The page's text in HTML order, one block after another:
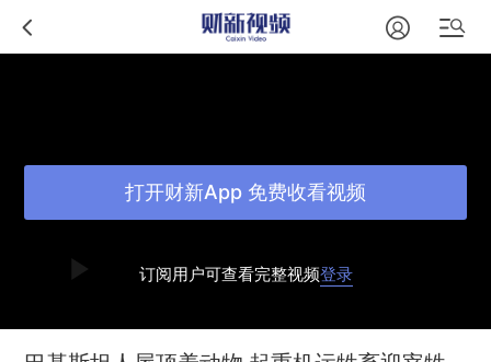
订阅用户可查看完整视频登录
打开财新App 免费收看视频